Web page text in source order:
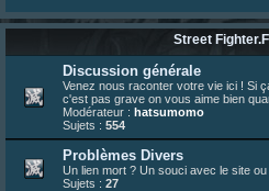
30 juil. 07:22¦hatsumomo:
Un futur indispensable :https://x.com/
26 juil. 22:09¦hatsumomo:bio de Alex en ligne
13 juil. 09:53¦hatsumomo:
bonjour les amis, je viens de poster ma 1e
23 juin 10:36¦indy:une très chouette SFFR
23 juin 07:30
hatsumomo
23 juin 07:26¦hatsumomo :shoutbox
Street
Discussion générale
Venez nous raconter votre vie ici ! Si
c'est pas grave on vous aime bien
Modérateur : hatsumomo
Sujets : 554
Problèmes Divers
Un lien mort ? Un souci avec le site
Sujets : 27